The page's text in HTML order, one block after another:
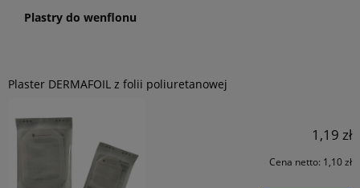
Plastry do wenflonu
Plaster DERMAFOIL z folii poliuretanowej
1,19 zł
Cena netto: 1,10 zł